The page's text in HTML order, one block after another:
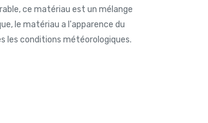
ce matériau est un mélange
le matériau a l'apparence du
les conditions météorologiques.